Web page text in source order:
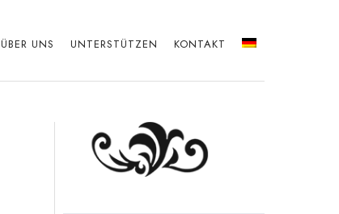
ÜBER UNS UNTERSTÜTZEN KONTAKT